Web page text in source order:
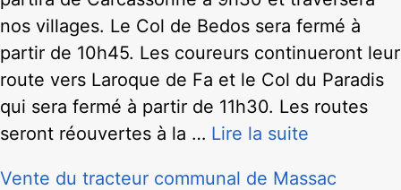
nos villages. Le Col de Bedos sera fermé à
partir de 10h45. Les coureurs continueront leur
route vers Laroque de Fa et le Col du Paradis
qui sera fermé à partir de 11h30. Les routes
seront réouvertes à la … Lire la suite
Vente du tracteur communal de Massac